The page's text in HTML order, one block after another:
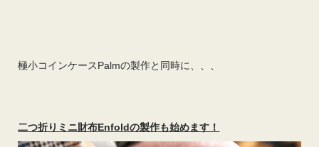
極小コインケースPalmの製作と同時に、、、
二つ折りミニ財布Enfoldの製作も始めます！